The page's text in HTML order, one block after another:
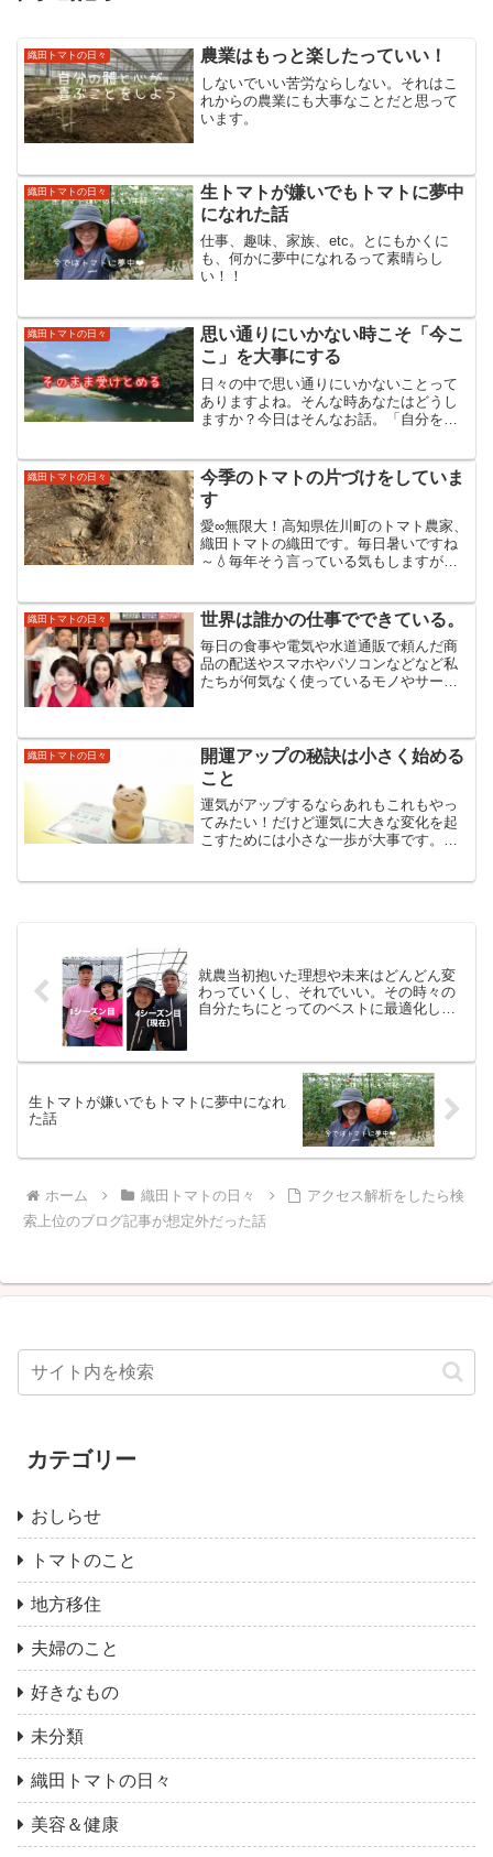
織田トマトの日々 農業はもっと楽したっていい！
しないでいい苦労ならしない。それはこ
れからの農業にも大事なことだと思って
います。
織田トマトの日々
生トマトが嫌いでもトマトに夢中
になれた話
仕事、趣味、家族、etc。とにもかくに
も、何かに夢中になれるって素晴らし
い！！
織田トマトの日々
思い通りにいかない時こそ「今こ
こ」を大事にする
日々の中で思い通りにいかないことって
ありますよね。そんな時あなたはどうし
ますか？今日はそんなお話。「自分を生
田トマトの織田茜です。コロナ渦になっ
て私がすごくありがたいと...
織田トマトの日々
今季のトマトの片づけをしていま
す
愛∞無限大！高知県佐川町のトマト農家、
織田トマトの織田です。毎日暑いですね
～💧毎年そう言っている気もしますが、
はトマトたちの片づけ真っ只中なんです
が、あまりの暑さに片...
織田トマトの日々 世界は誰かの仕事でできている。
毎日の食事や電気や水道通販で頼んだ商
品の配送やスマホやパソコンなどなど私
たちが何気なく使っているモノやサービ
あなたを大空と大地のエネルギーたっぷ
りのトマトで応援する織田...
織田トマトの日々
開運アップの秘訣は小さく始める
こと
運気がアップするならあれもこれもやっ
てみたい！だけど運気に大きな変化を起
こすためには小さな一歩が大事です。自
就農当初抱いた理想や未来はどんどん変
わっていくし、それでいい。その時々の
自分たちにとってのベストに最適化して
生トマトが嫌いでもトマトに夢中になれ
た話
ホーム 織田トマトの日々
アクセス解析をしたら検
索上位のブログ記事が想定外だった話
カテゴリー
おしらせ
トマトのこと
地方移住
夫婦のこと
好きなもの
未分類
織田トマトの日々
美容＆健康